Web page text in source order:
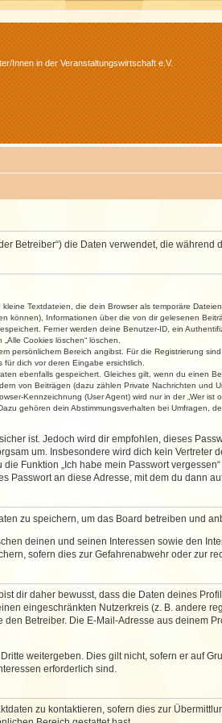
Innen in der Veranstaltungswirtschaft e.V.
Betreiber“) die Daten verwendet, die
Textdateien, die dein Browser als temporäre
können), Informationen über die von dir gelesenen
Ferner werden deine Benutzer-ID, ein
Cookies löschen“ löschen.
persönlichem Bereich angibst. Für die Registrierung
dich vor deren Eingabe ersichtlich.
ebenfalls gespeichert. Gleiches gilt, wenn du einen
von Beiträgen (dazu zählen Private Nachrichten und
Kennzeichnung (User Agent) wird nur in der „Wer
gehören dein Abstimmungsverhalten bei Umfragen,
ist. Jedoch wird dir empfohlen, dieses
um. Insbesondere wird dich kein
Funktion „Ich habe mein Passwort
an diese Adresse, mit dem du dann
zu speichern, um das Board betreiben und
deinen und seinen Interessen sowie den
sofern dies zur Gefahrenabwehr oder zur
dir daher bewusst, dass die Daten deines
eingeschränkten Nutzerkreis (z. B. andere
Betreiber. Die E-Mail-Adresse aus deinem
weitergeben. Dies gilt nicht, sofern er auf
erforderlich sind.
zu kontaktieren, sofern dies zur